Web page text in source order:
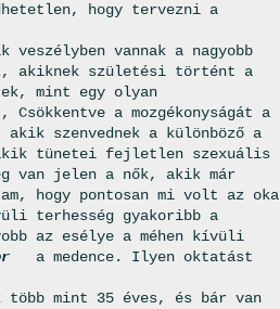
hogy tervezni a
vannak a nagyobb
akiknek születési történt a
mint egy olyan
, Csökkentve a mozgékonyságát a
szenvednek a különböző a
akik tünetei fejletlen szexuális
van jelen a nők, akik már
hogy pontosan mi volt az oka
terhesség gyakoribb a
az esélye a méhen kívüli
a medence. Ilyen oktatást
mint 35 éves, és bár van